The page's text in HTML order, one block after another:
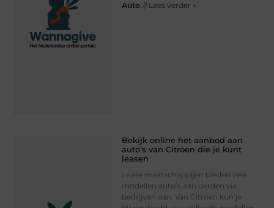
Auto // Lees verder »
Bekijk online het aanbod aan
auto’s van Citroen die je kunt
leasen
Lease maatschappijen bieden vele
modellen auto’s aan derden via
bedrijven aan. Van Citroen kun je